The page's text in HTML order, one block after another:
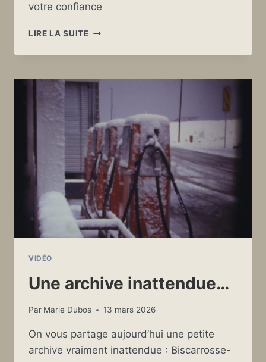
votre confiance
LIRE LA SUITEUN
SOUTIEN
LE
VIDÉO
Une archive inattendue…
Par Marie Dubos 13 mars 2026
On vous partage aujourd’hui une petite
archive vraiment inattendue : Biscarrosse-